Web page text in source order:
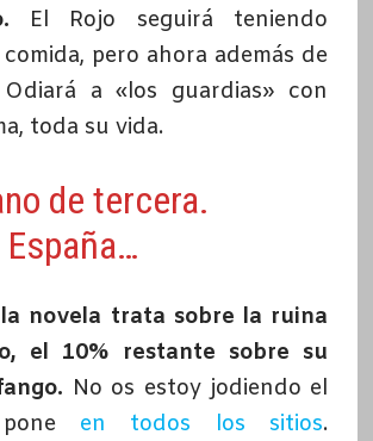
El Rojo seguirá teniendo
pero ahora además de
Odiará a «los guardias» con
toda su vida.
de tercera.
España…
la novela trata sobre la ruina
el 10% restante sobre su
No os estoy jodiendo el
en todos los sitios.